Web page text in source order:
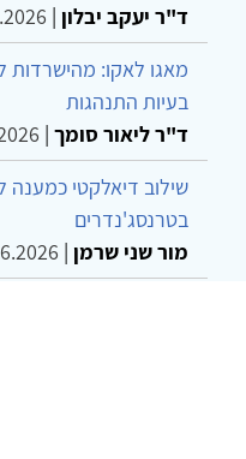
ד"ר יעקב יבלון |
מאגו לאקו: מהישרדות
בעיות התנהגות
ד"ר ליאור סומך |
שילוב דיאלקטי
בטרנסג'נדרים
מור שני שרמן |